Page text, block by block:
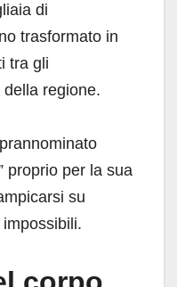
di
trasformato in
tra gli
regione.
proprio per la sua
su